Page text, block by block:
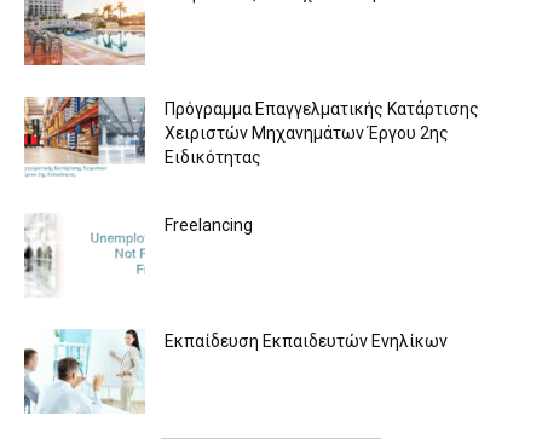
Πρόγραμμα Επαγγελματικής Κατάρτισης
Χειριστών Μηχανημάτων Έργου 2ης
Ειδικότητας
Freelancing
Εκπαίδευση Εκπαιδευτών Ενηλίκων